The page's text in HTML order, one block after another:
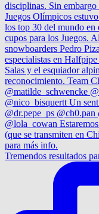
Tremendos resultados